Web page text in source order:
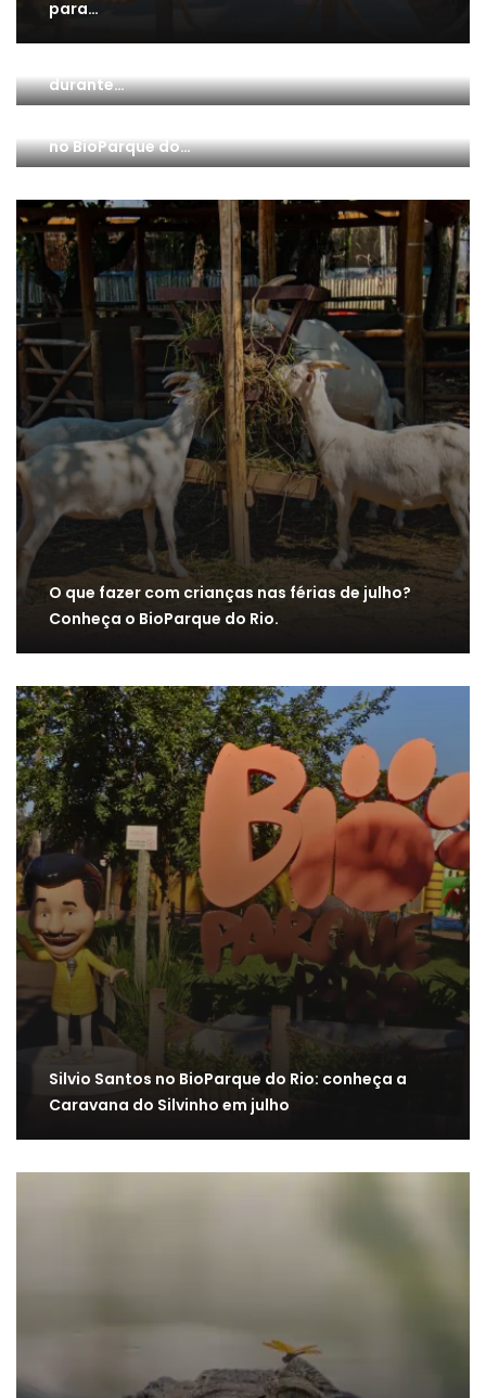
para…
durante…
Dia Internacional da Conservação dos
no BioParque do…
O que fazer com crianças nas férias de julho?
Conheça o BioParque do Rio.
Silvio Santos no BioParque do Rio: conheça a
Caravana do Silvinho em julho